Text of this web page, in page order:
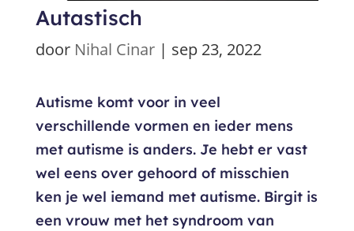
Autastisch
door Nihal Cinar| sep 23, 2022
Autisme komt voor in veel
verschillende vormen en ieder mens
met autisme is anders. Je hebt er vast
wel eens over gehoord of misschien
ken je wel iemand met autisme. Birgit is
een vrouw met het syndroom van